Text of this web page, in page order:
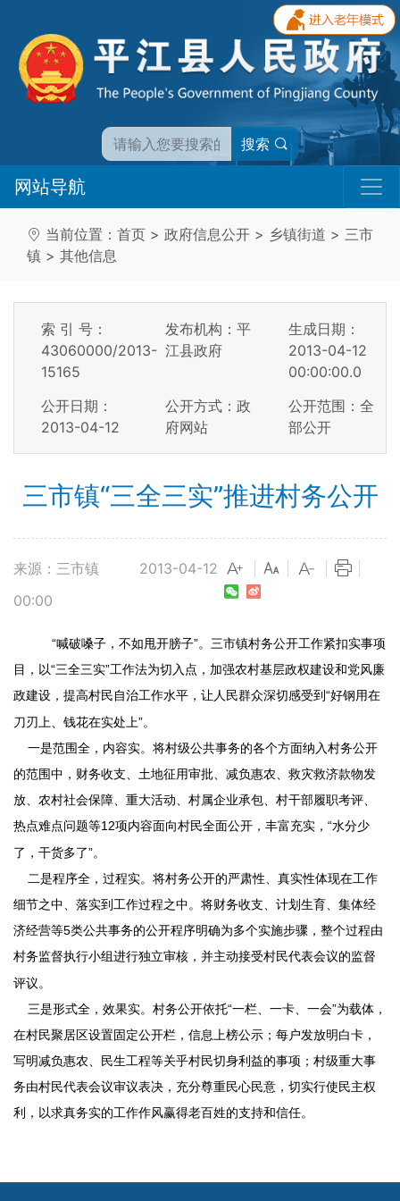
搜索
网站导航
当前位置： 首页 > 政府信息公开 > 乡镇街道 > 三市
镇 > 其他信息
索 引 号：
43060000/2013-
15165
发布机构：平
江县政府
生成日期：
2013-04-12
00:00:00.0
公开日期：
2013-04-12
公开方式：政
府网站
公开范围：全
部公开
三市镇“三全三实”推进村务公开
来源：三市镇
2013-04-12
00:00
“喊破嗓子，不如甩开膀子”。三市镇村务公开工作紧扣实事项
目，以“三全三实”工作法为切入点，加强农村基层政权建设和党风廉
政建设，提高村民自治工作水平，让人民群众深切感受到“好钢用在
刀刃上、钱花在实处上”。
一是范围全，内容实。将村级公共事务的各个方面纳入村务公开
的范围中，财务收支、土地征用审批、减负惠农、救灾救济款物发
放、农村社会保障、重大活动、村属企业承包、村干部履职考评、
热点难点问题等12项内容面向村民全面公开，丰富充实，“水分少
了，干货多了”。
二是程序全，过程实。将村务公开的严肃性、真实性体现在工作
细节之中、落实到工作过程之中。将财务收支、计划生育、集体经
济经营等5类公共事务的公开程序明确为多个实施步骤，整个过程由
村务监督执行小组进行独立审核，并主动接受村民代表会议的监督
评议。
三是形式全，效果实。村务公开依托“一栏、一卡、一会”为载体，
在村民聚居区设置固定公开栏，信息上榜公示；每户发放明白卡，
写明减负惠农、民生工程等关乎村民切身利益的事项；村级重大事
务由村民代表会议审议表决，充分尊重民心民意，切实行使民主权
利，以求真务实的工作作风赢得老百姓的支持和信任。